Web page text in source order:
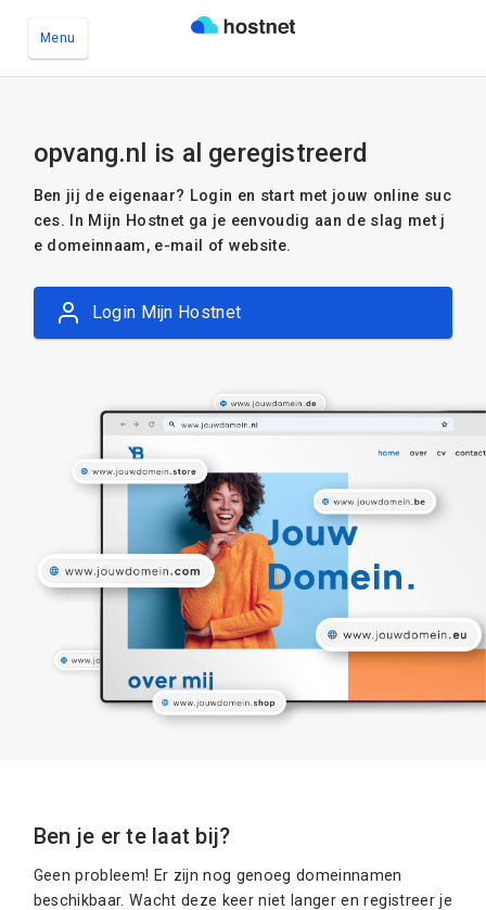
Menu
opvang.nl is al geregistreerd
Ben jij de eigenaar? Login en start met jouw online suc
ces. In Mijn Hostnet ga je eenvoudig aan de slag met j
e domeinnaam, e-mail of website.
Login Mijn Hostnet
Ben je er te laat bij?
Geen probleem! Er zijn nog genoeg domeinnamen
beschikbaar. Wacht deze keer niet langer en registreer je